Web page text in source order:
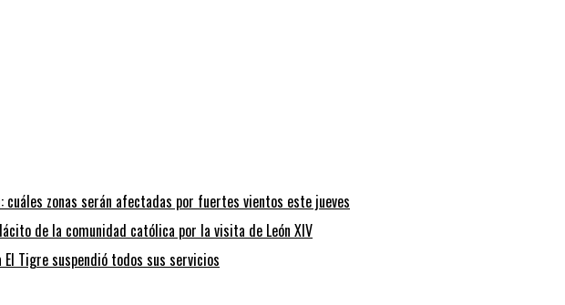
zonas serán afectadas por fuertes vientos este jueves
de la comunidad católica por la visita de León XIV
Tigre suspendió todos sus servicios